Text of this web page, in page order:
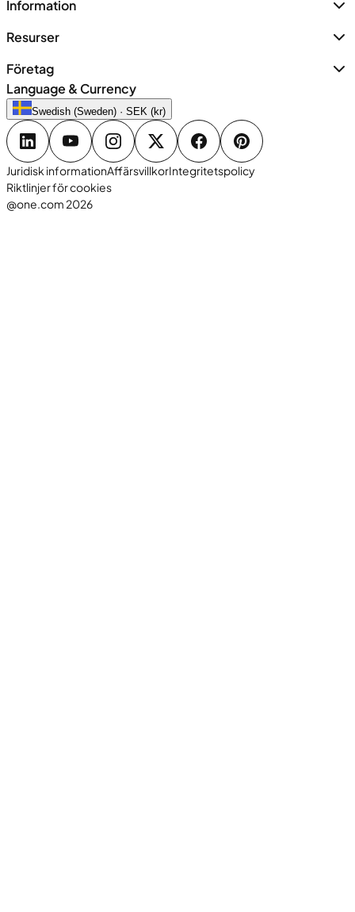
Information
Resurser
Företag
Language & Currency
Swedish (Sweden) · SEK (kr)
Juridisk informationAffärsvillkorIntegritetspolicy
Riktlinjer för cookies
@one.com 2026